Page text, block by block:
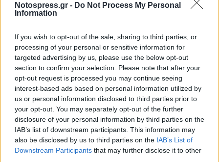
Notospress.gr - Do Not Process My Personal
Information
If you wish to opt-out of the sale, sharing to third parties, or
processing of your personal or sensitive information for
targeted advertising by us, please use the below opt-out
section to confirm your selection. Please note that after your
opt-out request is processed you may continue seeing
interest-based ads based on personal information utilized by
us or personal information disclosed to third parties prior to
your opt-out. You may separately opt-out of the further
disclosure of your personal information by third parties on the
IAB’s list of downstream participants. This information may
also be disclosed by us to third parties on the IAB’s List of
Downstream Participants that may further disclose it to other
TAGS: ΚΟΙΝΩΝΙΑ